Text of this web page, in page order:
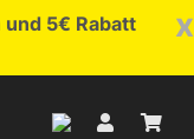
x
5€ Rabatt